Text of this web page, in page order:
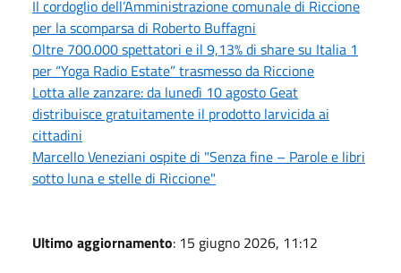
Il cordoglio dell’Amministrazione comunale di Riccione
per la scomparsa di Roberto Buffagni
Oltre 700.000 spettatori e il 9,13% di share su Italia 1
per “Yoga Radio Estate” trasmesso da Riccione
Lotta alle zanzare: da lunedì 10 agosto Geat
distribuisce gratuitamente il prodotto larvicida ai
cittadini
Marcello Veneziani ospite di "Senza fine – Parole e libri
sotto luna e stelle di Riccione"
Ultimo aggiornamento: 15 giugno 2026, 11:12